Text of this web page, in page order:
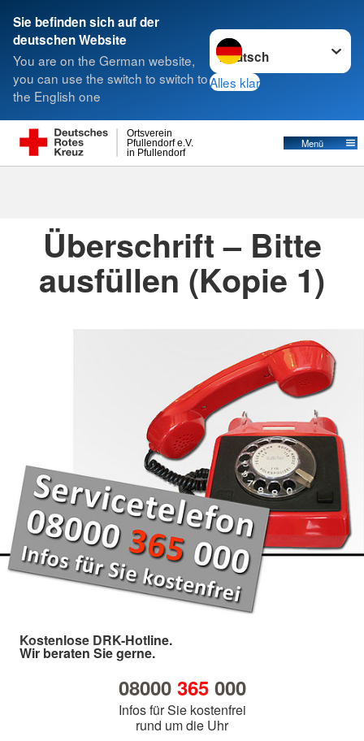
Sie befinden sich auf der
deutschen Website
You are on the German website,
you can use the switch to switch to
the English one
Sprache wechseln zu
Alles klar
in Pfullendorf
Pfullendorf e.V.
Ortsverein
Menü
Suche
Überschrift – Bitte
ausfüllen (Kopie 1)
Kostenlose DRK-Hotline.
Wir beraten Sie gerne.
08000 365000
Infos für Sie kostenfrei
rund um die Uhr